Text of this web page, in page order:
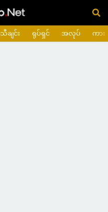
သီချင်း ရုပ်ရှင် အလုပ် ကား